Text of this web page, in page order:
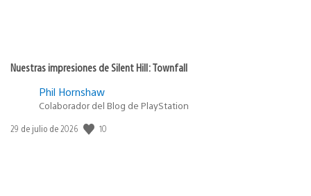
Nuestras impresiones de Silent Hill: Townfall
Phil Hornshaw
Colaborador del Blog de PlayStation
Fecha
29 de julio de 2026 10